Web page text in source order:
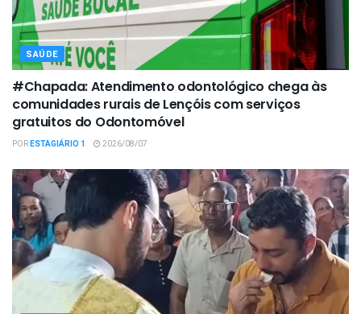
SAÚDE
#Chapada: Atendimento odontológico chega às
comunidades rurais de Lençóis com serviços
gratuitos do Odontomóvel
PORESTAGIÁRIO 1 2026/08/07